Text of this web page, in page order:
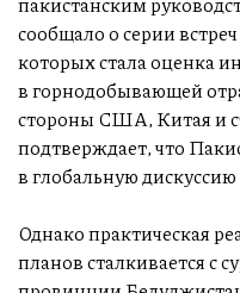
сообщало о серии
которых стала оценка
в горнодобывающей
стороны США, Китая и
подтверждает, что
в глобальную
Однако практическая
планов сталкивается с